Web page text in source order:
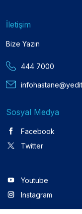
İletişim
Bize Yazın
444 7000
Sosyal Medya
Facebook
Twitter
Youtube
Instagram